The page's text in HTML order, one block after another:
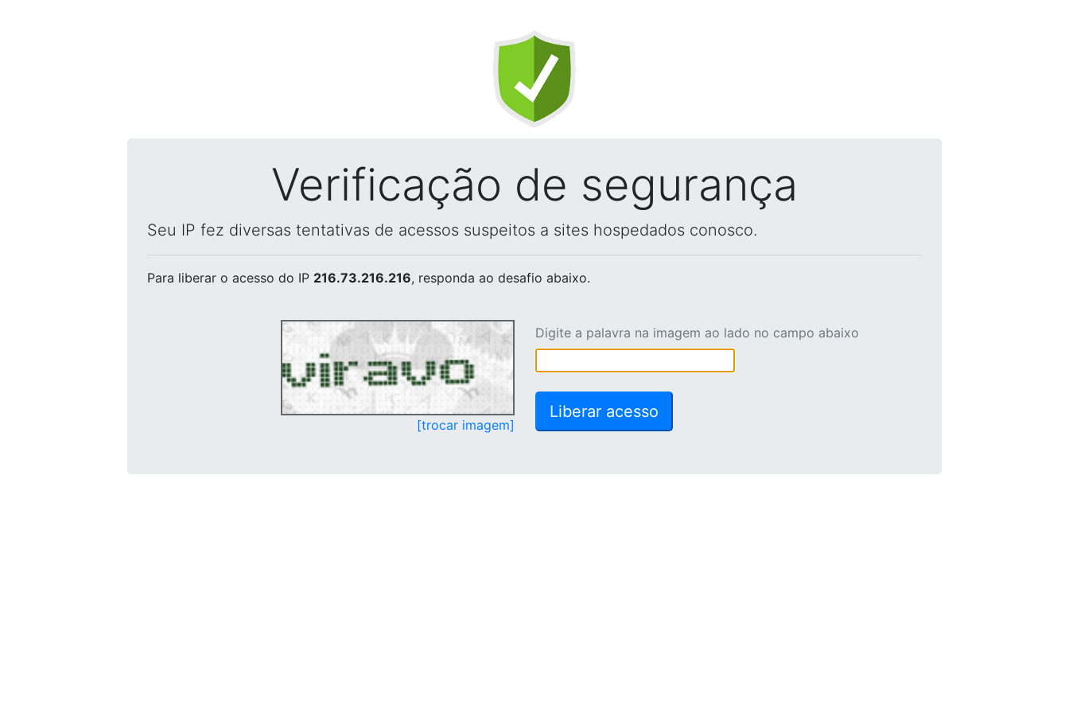
Verificação de segurança
Seu IP fez diversas tentativas de acessos suspeitos a sites hospedados conosco.
Para liberar o acesso do IP 216.73.216.216, responda ao desafio abaixo.
[trocar imagem]
Digite a palavra na imagem ao lado no campo abaixo